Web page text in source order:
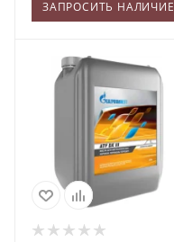
ЗАПРОСИТЬ НАЛИЧИЕ